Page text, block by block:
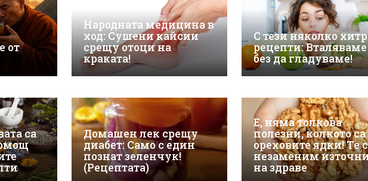
от
Народната медицина в
ход: Сушени кайсии
срещу отоци на
краката!
С тези няколко
рецепти: Вталяваме
без да гладуваме!
са
Домашен лек срещу
диабет: Само с един
познат зеленчук!
(Рецептата)
Е, няма толкова
полезни, колкото са
ореховите ядки! Те
незаменим
на здраве